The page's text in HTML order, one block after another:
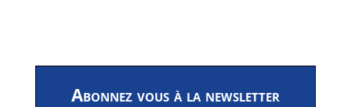
Abonnez vous à la newsletter